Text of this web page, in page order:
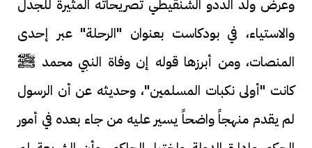
وعرض ولد الددو الشنقيطي تصريحاته المثيرة للجدل
والاستياء، في بودكاست بعنوان "الرحلة" عبر إحدى
المنصات، ومن أبرزها قوله إن وفاة النبي محمد ﷺ
كانت "أولى نكبات المسلمين"، وحديثه عن أن الرسول
لم يقدم منهجاً واضحاً يسير عليه من جاء بعده في أمور